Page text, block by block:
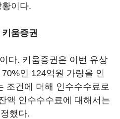
이다.
움증권
다. 키움증권은 이번 유상
인 124억원 가량을 인
조건에 더해 인수수수료로
액 인수수수료에 대해서는
했다.